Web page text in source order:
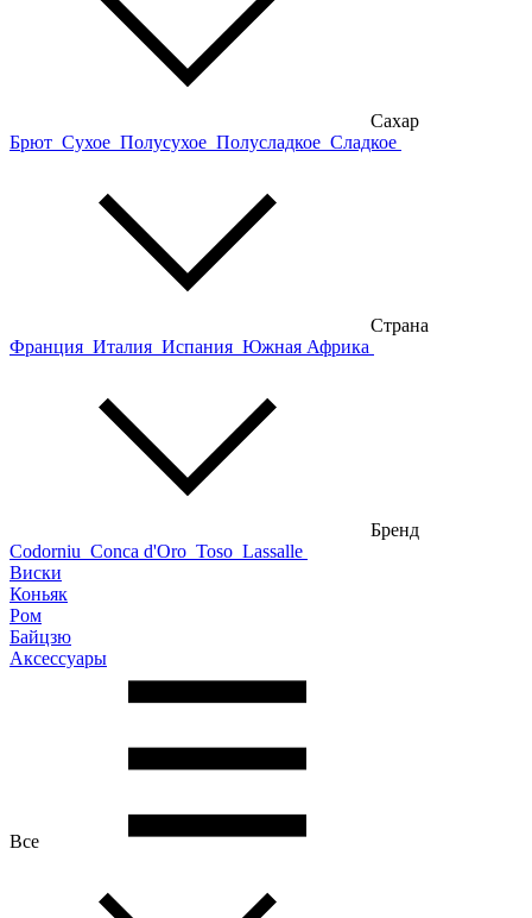
Сахар
Брют Сухое Полусухое Полусладкое Сладкое
Страна
Франция Италия Испания Южная Африка
Бренд
Codorniu Conca d'Oro Toso Lassalle
Виски
Коньяк
Ром
Байцзю
Аксессуары
Все